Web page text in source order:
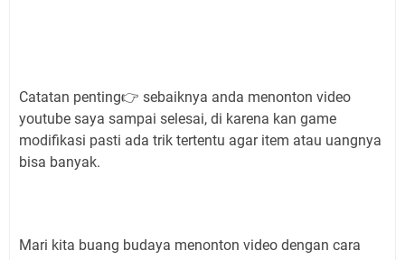
Catatan penting👉 sebaiknya anda menonton video
youtube saya sampai selesai, di karena kan game
modifikasi pasti ada trik tertentu agar item atau uangnya
bisa banyak.
Mari kita buang budaya menonton video dengan cara